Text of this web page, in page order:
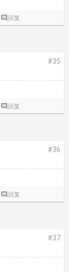
 回复
#35
 回复
#36
 回复
#37